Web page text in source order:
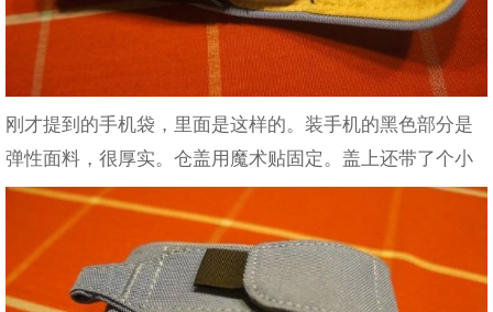
刚才提到的手机袋，里面是这样的。装手机的黑色部分是
弹性面料，很厚实。仓盖用魔术贴固定。盖上还带了个小